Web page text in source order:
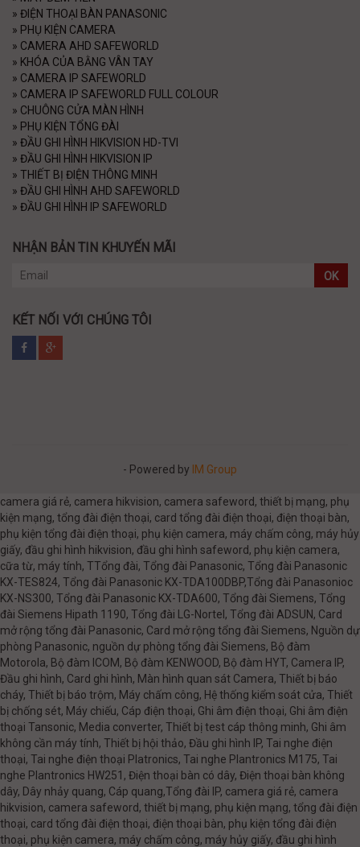
» ĐIỆN THOẠI BÀN PANASONIC
» PHỤ KIỆN CAMERA
» CAMERA AHD SAFEWORLD
» KHÓA CỦA BẰNG VÂN TAY
» CAMERA IP SAFEWORLD
» CAMERA IP SAFEWORLD FULL COLOUR
» CHUÔNG CỬA MÀN HÌNH
» PHỤ KIỆN TỔNG ĐÀI
» ĐẦU GHI HÌNH HIKVISION HD-TVI
» ĐẦU GHI HÌNH HIKVISION IP
» THIẾT BỊ ĐIỆN THÔNG MINH
» ĐẦU GHI HÌNH AHD SAFEWORLD
» ĐẦU GHI HÌNH IP SAFEWORLD
NHẬN BẢN TIN KHUYẾN MÃI
OK
KẾT NỐI VỚI CHÚNG TÔI
- Powered by IM Group
camera giá rẻ, camera hikvision, camera safeword, thiết bị mạng, phụ
kiện mạng, tổng đài điện thoại, card tổng đài điện thoại, điện thoại bàn,
phụ kiện tổng đài điện thoại, phụ kiện camera, máy chấm công, máy hủy
giấy, đầu ghi hình hikvision, đầu ghi hình safeword, phụ kiện camera,
cữa từ, máy tính, TTổng đài, Tổng đài Panasonic, Tổng đài Panasonic
KX-TES824, Tổng đài Panasonic KX-TDA100DBP,Tổng đài Panasonioc
KX-NS300, Tổng đài Panasonic KX-TDA600, Tổng đài Siemens, Tổng
đài Siemens Hipath 1190, Tổng đài LG-Nortel, Tổng đài ADSUN, Card
mở rộng tổng đài Panasonic, Card mở rộng tổng đài Siemens, Nguồn dự
phòng Panasonic, nguồn dự phòng tổng đài Siemens, Bộ đàm
Motorola, Bộ đàm ICOM, Bộ đàm KENWOOD, Bộ đàm HYT, Camera IP,
Đầu ghi hình, Card ghi hình, Màn hình quan sát Camera, Thiết bị báo
cháy, Thiết bị báo trộm, Máy chấm công, Hệ thống kiểm soát cửa, Thiết
bị chống sét, Máy chiếu, Cáp điện thoại, Ghi âm điện thoại, Ghi âm điện
thoại Tansonic, Media converter, Thiết bị test cáp thông minh, Ghi âm
không cần máy tính, Thiết bị hội thảo, Đầu ghi hình IP, Tai nghe điện
thoại, Tai nghe điện thoại Platronics, Tai nghe Plantronics M175, Tai
nghe Plantronics HW251, Điện thoại bàn có dây, Điện thoại bàn không
dây, Dây nhảy quang, Cáp quang,Tổng đài IP, camera giá rẻ, camera
hikvision, camera safeword, thiết bị mạng, phụ kiện mạng, tổng đài điện
thoại, card tổng đài điện thoại, điện thoại bàn, phụ kiện tổng đài điện
thoại, phụ kiện camera, máy chấm công, máy hủy giấy, đầu ghi hình